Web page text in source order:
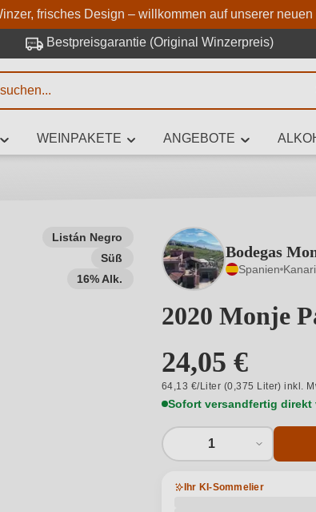
Zum Hauptinhalt springen
Zur Suche springen
Zur Hauptnavigation
frisches Design – willkommen auf unserer
Bestpreisgarantie (Original Winzerpreis)
WEINPAKETE ANGEBOTE
Listán Negro
Süß
16% Alk.
Bodegas
Spanien
2020 Monje
24,05 €
64,13 €/Liter (0,375 Liter) inkl.
Sofort versandfertig direkt
1
Ihr KI-Sommelier
eingeben
welchen Wein Sie suchen – ob nach Geschmack, Anlass,
Rebsorte, Region, Winzer oder anderen Kriterien.